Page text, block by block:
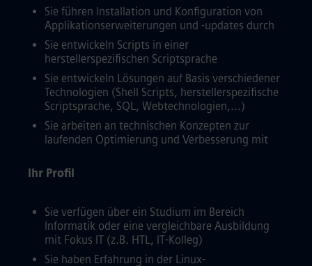
Sie führen Installation und Konfiguration von
Applikationserweiterungen und -updates durch
Sie entwickeln Scripts in einer
herstellerspezifischen Scriptsprache
Sie entwickeln Lösungen auf Basis verschiedener
Technologien (Shell Scripts, herstellerspezifische
Scriptsprache, SQL, Webtechnologien,...)
Sie arbeiten an technischen Konzepten zur
laufenden Optimierung und Verbesserung mit
Ihr Profil
Sie verfügen über ein Studium im Bereich
Informatik oder eine vergleichbare Ausbildung
mit Fokus IT (z.B. HTL, IT-Kolleg)
Sie haben Erfahrung in der Linux-